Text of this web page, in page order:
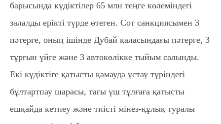
барысында күдіктілер 65 млн теңге көлеміндегі
залалды ерікті түрде өтеген. Сот санкциясымен 3
пәтерге, оның ішінде Дубай қаласындағы пәтерге, 3
тұрғын үйге және 3 автокөлікке тыйым салынды.
Екі күдіктіге қатысты қамауда ұстау түріндегі
бұлтартпау шарасы, тағы үш тұлғаға қатысты
ешқайда кетпеу және тиісті мінез-құлық туралы